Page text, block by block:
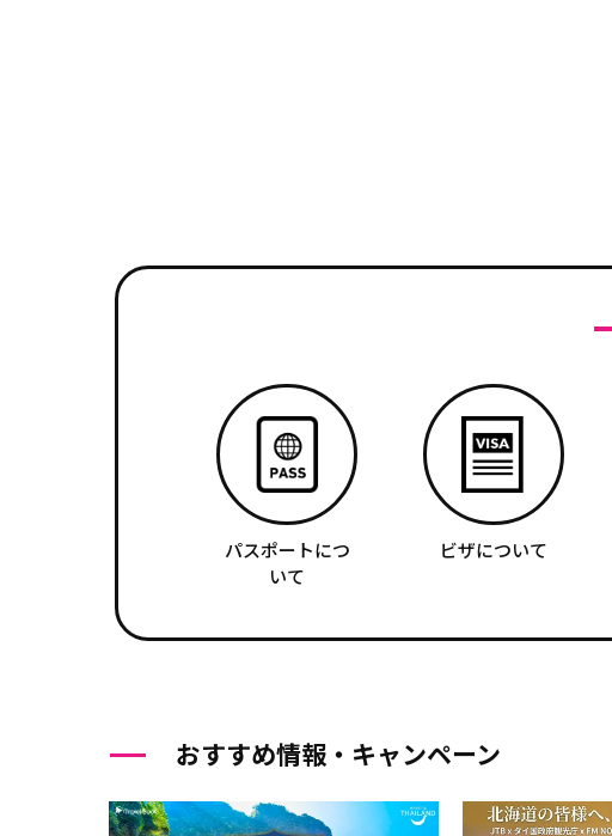
パスポートにつ
いて
ビザについて
おすすめ情報・キャンペーン